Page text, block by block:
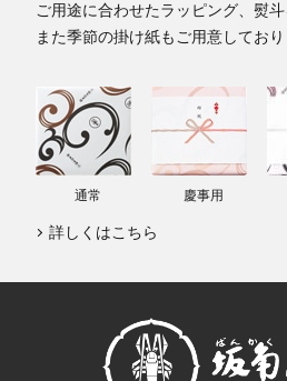
ご用途に合わせたラッピング、熨斗
また季節の掛け紙もご用意しており
通常 慶事用
詳しくはこちら